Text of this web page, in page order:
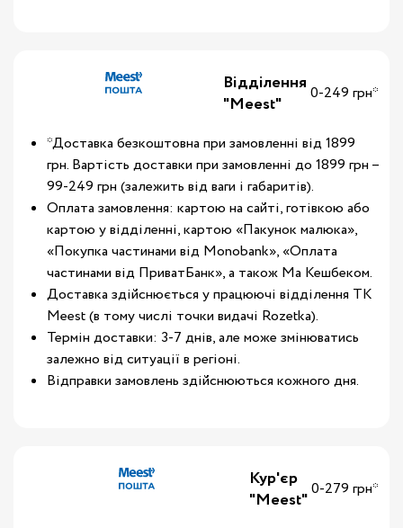
Відділення
"Meest"
0-249 грн*
*Доставка безкоштовна при замовленні від 1899
грн. Вартість доставки при замовленні до 1899 грн –
99-249 грн (залежить від ваги і габаритів).
Оплата замовлення: картою на сайті, готівкою або
картою у відділенні, картою «Пакунок малюка»,
«Покупка частинами від Monobank», «Оплата
частинами від ПриватБанк», а також Ма Кешбеком.
Доставка здійснюється у працюючі відділення ТК
Meest (в тому числі точки видачі Rozetka).
Термін доставки: 3-7 днів, але може змінюватись
залежно від ситуації в регіоні.
Відправки замовлень здійснюються кожного дня.
Кур'єр
"Meest"0-279 грн*